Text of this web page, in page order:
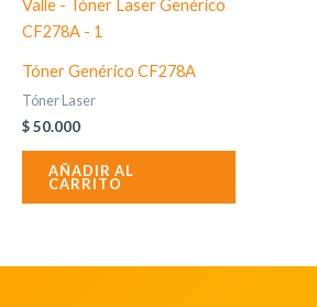
Tóner Genérico CF278A
Tóner Laser
$50.000
AÑADIR AL
CARRITO